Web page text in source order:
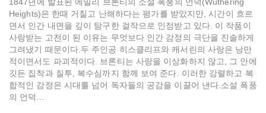
1847년에 발표된 에밀리 브론티의 소설 폭풍의 언덕(Wuthering
Heights)은 한때 거칠고 난해하다는 평가를 받았지만, 시간이 흐르
면서 인간 내면을 깊이 탐구한 걸작으로 인정받고 있다. 이 작품이
사랑받는 고전이 된 이유는 무엇보다 인간 감정의 극단을 진솔하게
그려냈기 때문이다.두 주인공 히스클리프와 캐서린의 사랑은 낭만
적이면서도 파괴적이다. 브론티는 사랑을 이상화하지 않고, 그 안에
깃든 집착과 질투, 복수심까지 함께 보여 준다. 이러한 강렬하고 복
합적인 감정은 시대를 넘어 독자들의 공감을 이끌어 낸다.소설 폭풍
의 언덕...